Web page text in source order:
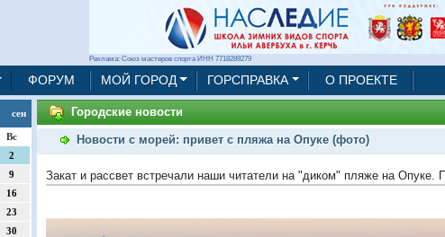
Реклама: Союз мастеров спорта ИНН 7718289279
ФОРУМ МОЙ ГОРОД ГОРСПРАВКА О ПРОЕКТЕ
сен
Вс
2
9
16
23
30
Городские новости
Новости с морей: привет с пляжа на Опуке (фото)
Закат и рассвет встречали наши читатели на "диком" пляже на Опуке.